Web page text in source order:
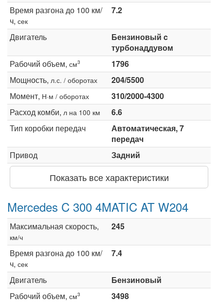
Время разгона до 100 км/
ч, сек
7.2
Двигатель
Бензиновый c
турбонаддувом
Рабочий объем, см3
1796
Мощность, л.с. / оборотах
204/5500
Момент, Н·м / оборотах
310/2000-4300
Расход комби, л на 100 км
6.6
Тип коробки передач
Автоматическая, 7
передач
Привод
Задний
Показать все характеристики
Mercedes C 300 4MATIC AT W204
Максимальная скорость,
км/ч
245
Время разгона до 100 км/
ч, сек
7.4
Двигатель
Бензиновый
Рабочий объем, см3
3498